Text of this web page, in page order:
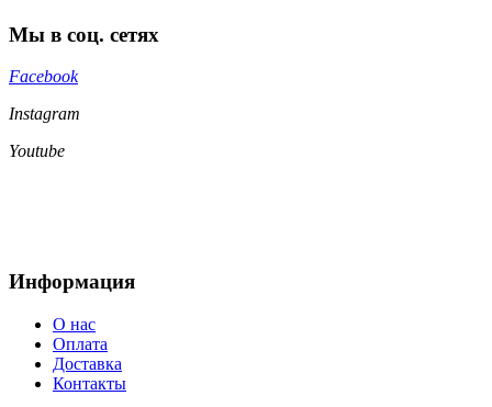
Мы в соц. сетях
Facebook
Instagram
Youtube
Информация
О нас
Оплата
Доставка
Контакты